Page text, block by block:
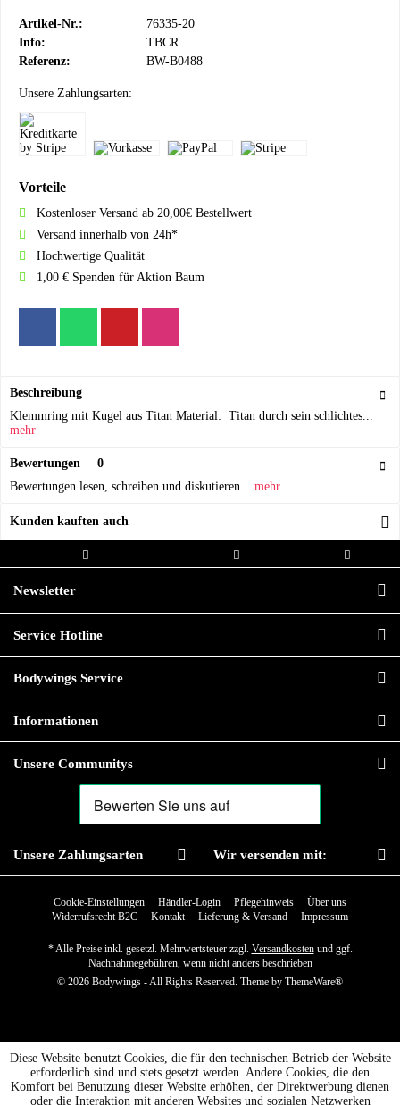
Artikel-Nr.:
76335-20
Info:
TBCR
Referenz:
BW-B0488
Unsere Zahlungsarten:
Vorteile
Kostenloser Versand ab 20,00€ Bestellwert
Versand innerhalb von 24h*
Hochwertige Qualität
1,00 € Spenden für Aktion Baum
Beschreibung
Klemmring mit Kugel aus Titan Material: Titan durch sein schlichtes...
mehr
Bewertungen
0
Bewertungen lesen, schreiben und diskutieren... mehr
Kunden kauften auch
Bestellwert
Newsletter
Service Hotline
Bodywings Service
Informationen
Unsere Communitys
Unsere Zahlungsarten Wir versenden mit:
Cookie-Einstellungen Händler-Login Pflegehinweis
Über uns
Widerrufsrecht B2C
Kontakt Lieferung & Versand Impressum
* Alle Preise inkl. gesetzl. Mehrwertsteuer zzgl. Versandkostenund ggf.
Nachnahmegebühren, wenn nicht anders beschrieben
© 2026 Bodywings - All Rights Reserved. Theme by ThemeWare®
Diese Website benutzt Cookies, die für den technischen Betrieb der Website
erforderlich sind und stets gesetzt werden. Andere Cookies, die den
Komfort bei Benutzung dieser Website erhöhen, der Direktwerbung dienen
oder die Interaktion mit anderen Websites und sozialen Netzwerken